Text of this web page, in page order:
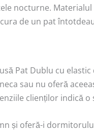
nocturne.
de un pat
Pat Dublu cu
sau nu oferă
clienților indică
și oferă-i